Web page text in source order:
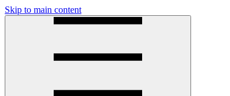
Skip to main content